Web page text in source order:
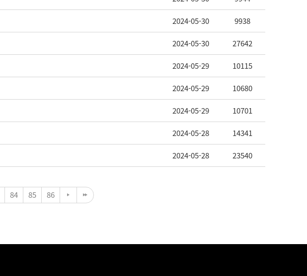
2024-05-30 9938
2024-05-30 27642
2024-05-29 10115
2024-05-29 10680
2024-05-29 10701
2024-05-28 14341
2024-05-28 23540
84 85 86